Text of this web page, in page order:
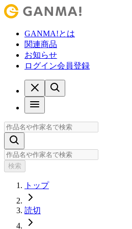
GANMA!とは
関連商品
お知らせ
ログイン会員登録
検索
トップ
読切